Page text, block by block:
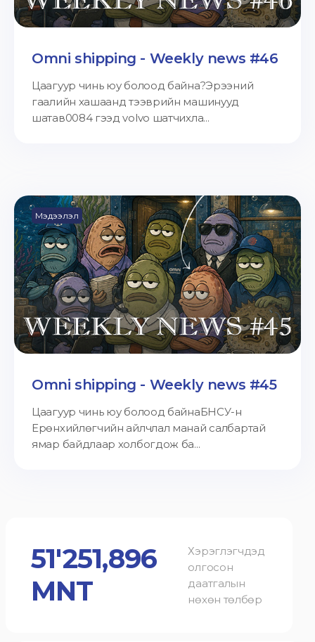
Omni shipping - Weekly news #46
Цаагуур чинь юу болоод байна?Эрээний
гаалийн хашаанд тээврийн машинууд
шатав0084 гээд volvo шатчихла...
Мэдээлэл
Omni shipping - Weekly news #45
Цаагуур чинь юу болоод байнаБНСУ-н
Ерөнхийлөгчийн айлчлал манай салбартай
ямар байдлаар холбогдож ба...
51'251,896
MNT
Хэрэглэгчдэд
олгосон
даатгалын
нөхөн төлбөр